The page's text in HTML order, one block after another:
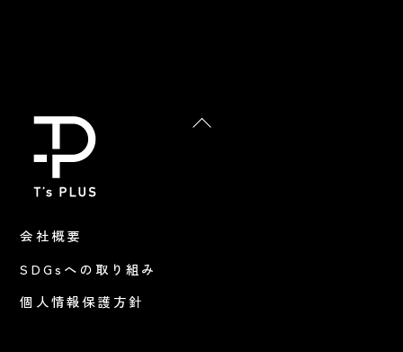
Back
会社概要
SDGsへの取り組み
個人情報保護方針